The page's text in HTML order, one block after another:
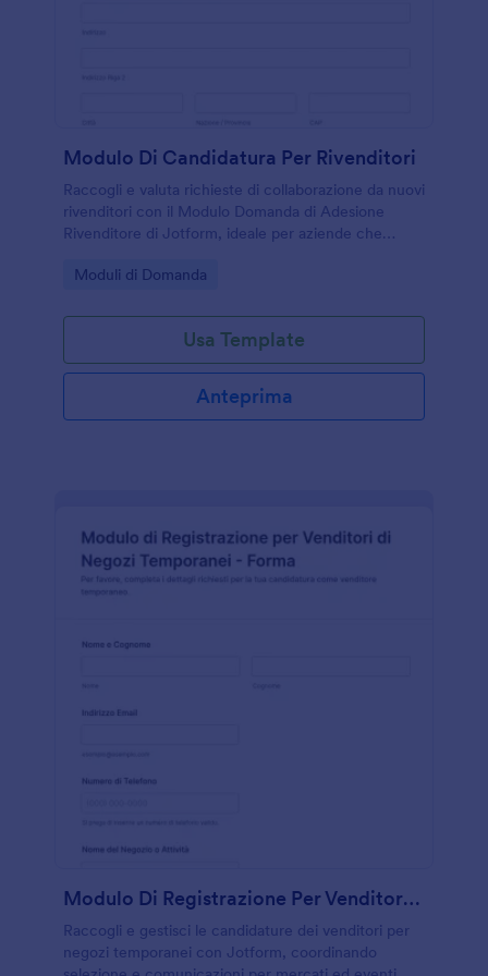
Modulo Di Candidatura Per Rivenditori
Raccogli e valuta richieste di collaborazione da nuovi
rivenditori con il Modulo Domanda di Adesione
Rivenditore di Jotform, ideale per aziende che
ogni risposta.
Go to Category:
Moduli di Domanda
Usa Template
Anteprima
Modulo Di Registrazione Per Venditori Di Negozi Temporanei Forma
Raccogli e gestisci le candidature dei venditori per
negozi temporanei con Jotform, coordinando